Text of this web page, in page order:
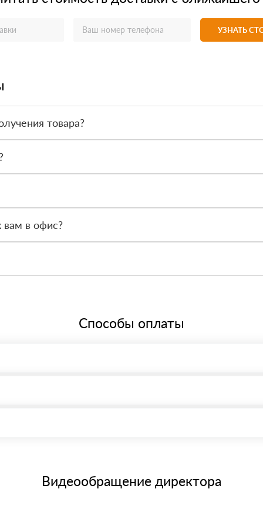
УЗНАТЬ
товара?
вам в офис?
Способы оплаты
банковским картам
Видеообращение директора